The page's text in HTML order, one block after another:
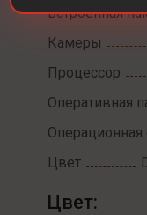
Встроенная
Камеры
Процессор
Оперативная
Операционная
Цвет
Цвет: